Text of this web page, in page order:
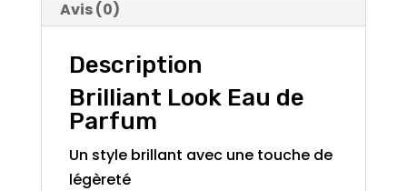
Avis (0)
Description
Brilliant Look Eau de
Parfum
Un style brillant avec une touche de
légèreté